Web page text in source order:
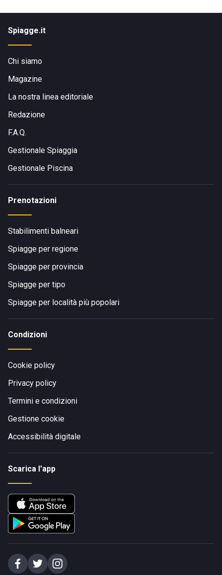
Spiagge.it
Chi siamo
Magazine
La nostra linea editoriale
Redazione
F.A.Q.
Gestionale Spiaggia
Gestionale Piscina
Prenotazioni
Stabilimenti balneari
Spiagge per regione
Spiagge per provincia
Spiagge per tipo
Spiagge per località più popolari
Condizioni
Cookie policy
Privacy policy
Termini e condizioni
Gestione cookie
Accessibilità digitale
Scarica l'app